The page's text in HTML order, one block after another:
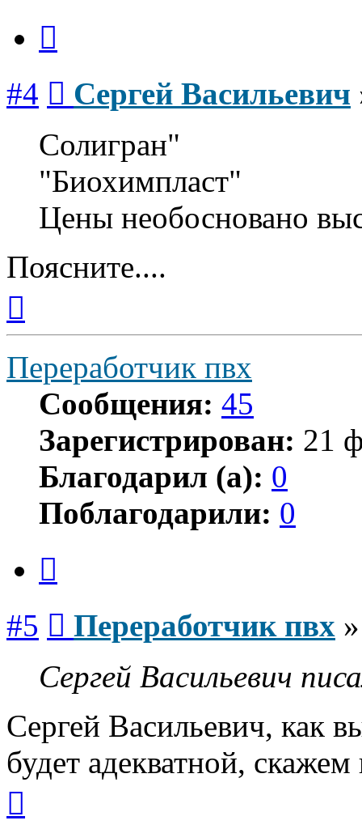
#4 Сергей Васильевич
Солигран"
"Биохимпласт"
Цены необосновано
Поясните....
началу
Переработчик пвх
Сообщения: 45
Зарегистрирован: 21
Благодарил (а): 0
Поблагодарили: 0
#5 Переработчик пвх
Сергей Васильевич
Сергей Васильевич, как
будет адекватной,
началу